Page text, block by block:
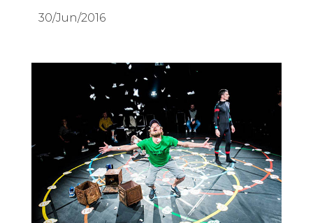
30/Jun/2016